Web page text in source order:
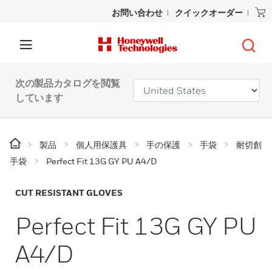
お問い合わせ クイックオーダー
次の製品カタログを閲覧
しています
製品 個人用保護具 手の保護 手袋
耐切創
手袋
Perfect Fit 13G GY PU A4/D
CUT RESISTANT GLOVES
Perfect Fit 13G GY PU
A4/D